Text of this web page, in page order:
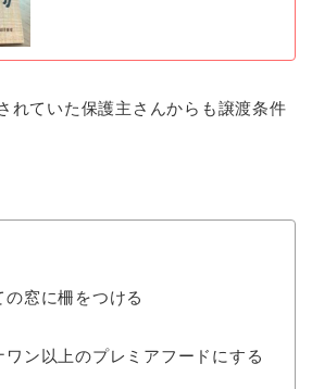
れていた保護主さんからも譲渡条件
の窓に柵をつける
ワン以上のプレミアフードにする